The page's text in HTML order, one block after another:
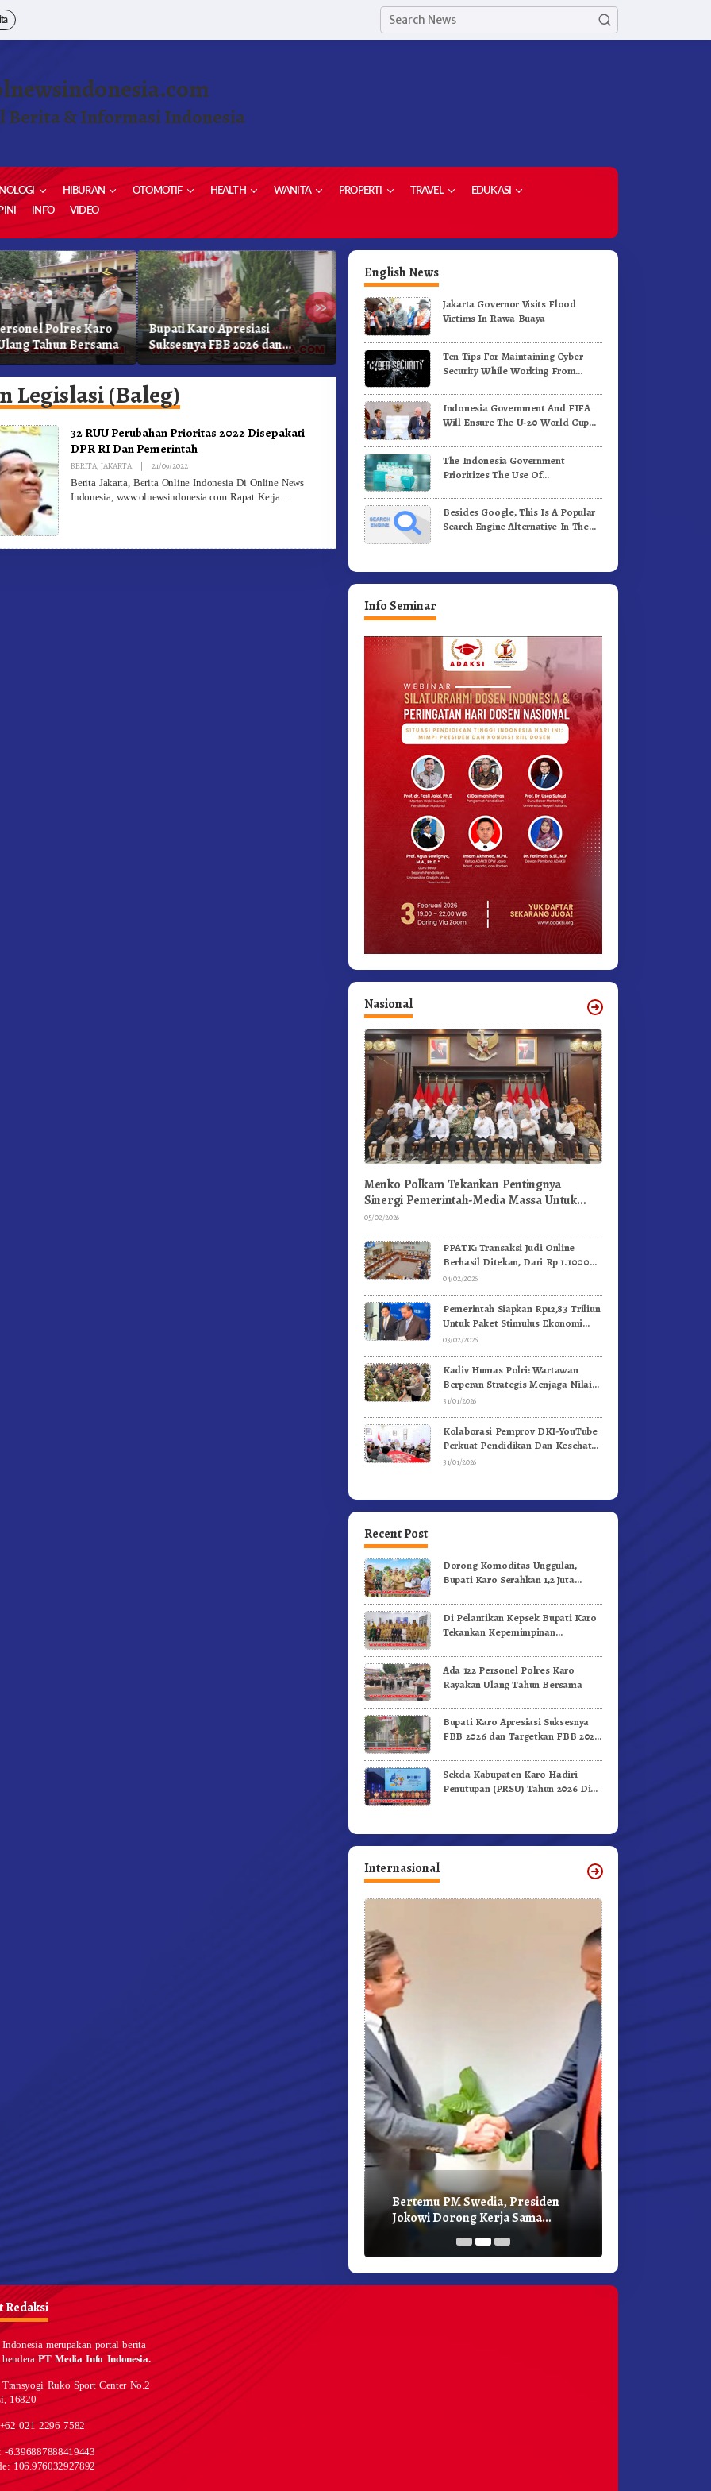
Berita & Informasi Indonesia
HIBURAN OTOMOTIF HEALTH WANITA PROPERTI TRAVEL
EDUKASI
INFO VIDEO
»
Polres Karo
Tahun Bersama
Bupati Karo Apresiasi
Suksesnya FBB 2026 dan
Targetkan FBB 2027 Go
Internasional.!
Sekda Kabupaten Karo Hadiri
Penutupan (PRSU) Tahun 2026
Di Medan
Berkolaborasi Dengan
Komunitas WEST Karo
Legislasi (Baleg)
32 RUU Perubahan Prioritas 2022 Disepakati
DPR RI Dan Pemerintah
BERITA,JAKARTA | 21/09/2022By
Berita Jakarta, Berita Online Indonesia Di Online News
Indonesia, www.olnewsindonesia.com Rapat Kerja
English News
Jakarta Governor Visits Flood
Victims In Rawa Buaya
Ten Tips For Maintaining Cyber
Security While Working From
Indonesia Government And FIFA
Will Ensure The U-20 World Cup
Standards
The Indonesia Government
Prioritizes The Use Of
Vaccines
Besides Google, This Is A Popular
Search Engine Alternative In The
Info Seminar
Nasional
Menko Polkam Tekankan Pentingnya
Sinergi Pemerintah-Media Massa Untuk
Jaga Stabilitas Bangsa
05/02/2026
PPATK: Transaksi Judi Online
Berhasil Ditekan, Dari Rp 1.1000
Triliun Menjadi Rp 268 Triliun
04/02/2026
Pemerintah Siapkan Rp12,83 Triliun
Untuk Paket Stimulus Ekonomi
Kuartal I-2026
03/02/2026
Kadiv Humas Polri: Wartawan
Berperan Strategis Menjaga Nilai
Kebangsaan, Demokrasi, dan NKRI
31/01/2026
Kolaborasi Pemprov DKI-YouTube
Perkuat Pendidikan Dan Kesehatan
Mental
31/01/2026
Recent Post
Dorong Komoditas Unggulan,
Bupati Karo Serahkan 1,2 Juta
Di Pelantikan Kepsek Bupati Karo
Tekankan Kepemimpinan
Pendidikan
Ada 122 Personel Polres Karo
Rayakan Ulang Tahun Bersama
Bupati Karo Apresiasi Suksesnya
FBB 2026 dan Targetkan FBB 2027
Sekda Kabupaten Karo Hadiri
Penutupan (PRSU) Tahun 2026 Di
Internasional
Bertemu PM Swedia, Presiden
Jokowi Dorong Kerja Sama
Pembangunan Hijau
Redaksi
Indonesia merupakan portal berita
benderaPT Media Info Indonesia.
Ruko Sport Center No.2
16820
021 2296 7582
-6.396887888419443
106.976032927892